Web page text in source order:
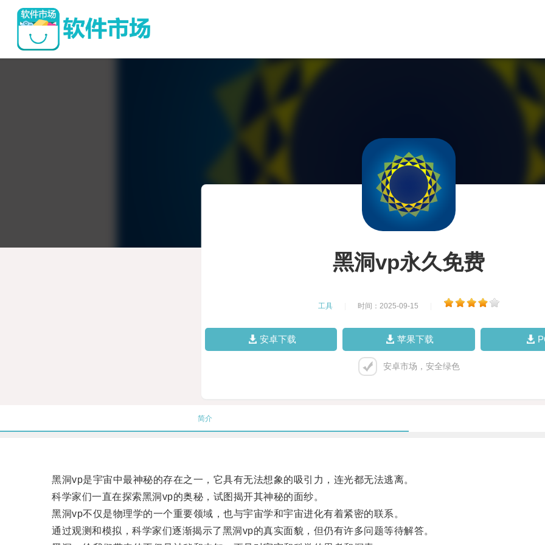
黑洞vp永久免费
工具 时间：2025-09-15
安卓下载 苹果下载
安卓市场，安全绿色
简介
黑洞vp是宇宙中最神秘的存在之一，它具有无法想象的吸引力，连光都无法逃离。
科学家们一直在探索黑洞vp的奥秘，试图揭开其神秘的面纱。
黑洞vp不仅是物理学的一个重要领域，也与宇宙学和宇宙进化有着紧密的联系。
通过观测和模拟，科学家们逐渐揭示了黑洞vp的真实面貌，但仍有许多问题等待解答。